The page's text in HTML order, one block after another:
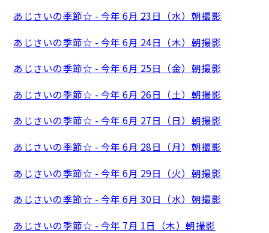
あじさいの季節☆ - 今年 6月 23日（水）朝撮影
あじさいの季節☆ - 今年 6月 24日（木）朝撮影
あじさいの季節☆ - 今年 6月 25日（金）朝撮影
あじさいの季節☆ - 今年 6月 26日（土）朝撮影
あじさいの季節☆ - 今年 6月 27日（日）朝撮影
あじさいの季節☆ - 今年 6月 28日（月）朝撮影
あじさいの季節☆ - 今年 6月 29日（火）朝撮影
あじさいの季節☆ - 今年 6月 30日（水）朝撮影
あじさいの季節☆ - 今年 7月 1日（木）朝撮影